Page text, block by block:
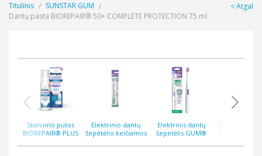
Atgal
Titulinis
SUNSTAR GUM
Dantų pasta BIOREPAIR® 50+ COMPLETE PROTECTION 75 ml.
Skalvimo putos
BIOREPAIR® PLUS
TREATMENT
Elektrinio dantų
šepetėlio keičiamos
SONIC ORTHO
Elektrinis dantų
šepetėlis GUM®
EXPERT
GUM®
RINKINYS;
SONIC